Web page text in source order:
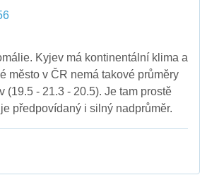
Kyjev má kontinentální klima a
město v ČR nemá takové průměry
(19.5 - 21.3 - 20.5). Je tam prostě
předpovídaný i silný nadprůměr.